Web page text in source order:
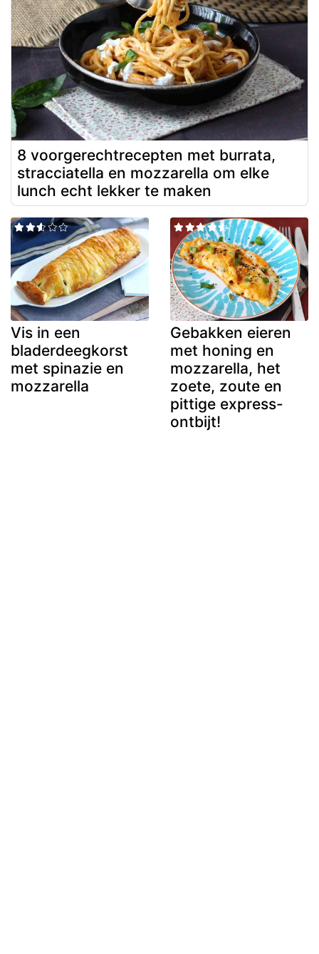
8 voorgerechtrecepten met burrata,
stracciatella en mozzarella om elke
lunch echt lekker te maken
Vis in een
bladerdeegkorst
met spinazie en
mozzarella
Gebakken eieren
met honing en
mozzarella, het
zoete, zoute en
pittige express-
ontbijt!